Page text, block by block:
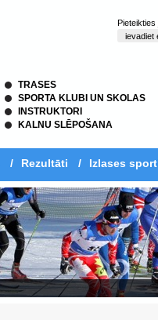
Pieteikties
TRASES
SPORTA KLUBI UN SKOLAS
INSTRUKTORI
KALNU SLĒPOŠANA
/ Rezultāti / Izlases